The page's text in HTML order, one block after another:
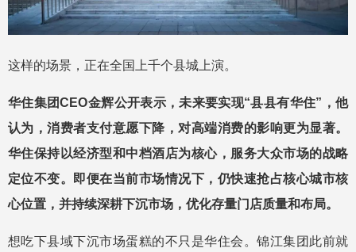
这样的场景，正在全国上千个县城上演。
华住集团CEO金辉公开表示，未来要实现“县县有华住”，他
认为，消费者支付意愿下降，对高端消费的影响更为显著。
华住保持以经济型和中档酒店为核心，服务大众市场的战略
定位不变。即便在当前市场情况下，仍快速抢占核心城市核
心位置，并持续深耕下沉市场，优化存量门店质量和布局。
想吃下县域下沉市场蛋糕的不只是华住会。锦江集团此前就